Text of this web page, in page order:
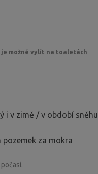
je možné vylít na toaletách
i v zimě / v období sněhu
za mokra